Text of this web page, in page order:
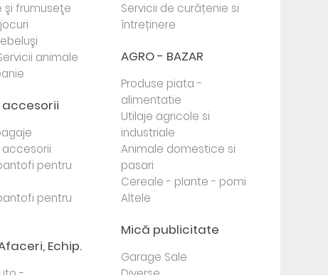
şi frumuseţe
animale
accesorii
accesorii
pentru
pentru
Echip.
Servicii de curățenie si
întreținere
AGRO - BAZAR
Produse piata -
alimentatie
Utilaje agricole si
industriale
Animale domestice si
pasari
Cereale - plante - pomi
Altele
Mică publicitate
Garage Sale